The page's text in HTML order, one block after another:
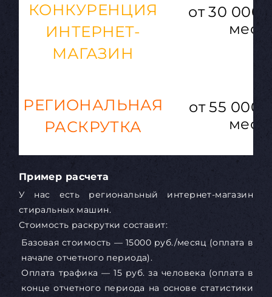
КОНКУРЕНЦИЯ
ИНТЕРНЕТ-
МАГАЗИН
от 30 000
мес.
РЕГИОНАЛЬНАЯ
РАСКРУТКА
от 55 000
мес.
Пример расчета
У нас есть региональный интернет-магазин
стиральных машин.
Стоимость раскрутки составит:
Базовая стоимость — 15000 руб./месяц (оплата в
начале отчетного периода).
Оплата трафика — 15 руб. за человека (оплата в
конце отчетного периода на основе статистики